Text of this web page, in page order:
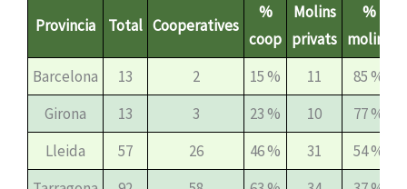
Provincia Total Cooperatives
%
coop
Molins
privats
%
molins
Barcelona
13 2 15 % 11
85 %
Girona
13 3 23 % 10
77 %
Lleida
57 26 46 % 31
54 %